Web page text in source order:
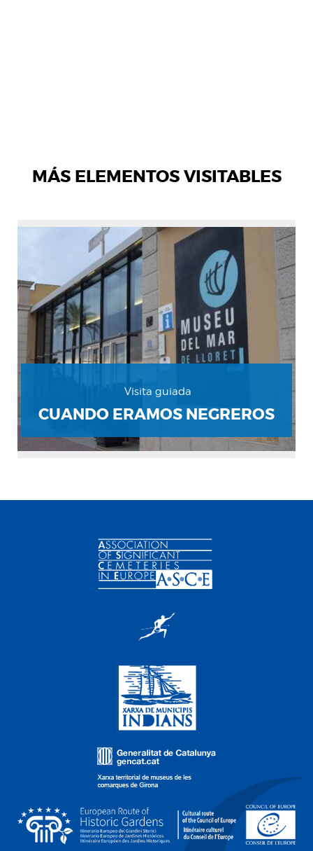
MÁS ELEMENTOS VISITABLES
Visita guiada
CUANDO ERAMOS NEGREROS